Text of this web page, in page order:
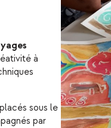
à
sous le
par